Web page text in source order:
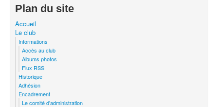
Plan du site
Accueil
Le club
Informations
Accès au club
Albums photos
Flux RSS
Historique
Adhésion
Encadrement
Le comité d'administration